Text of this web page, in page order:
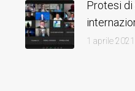
Protesi di
1 aprile 2021